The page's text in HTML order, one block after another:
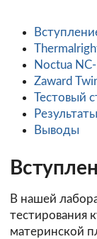
Noctua
Zaward
Тестовый
Выводы
В нашей
тестирования
материнской